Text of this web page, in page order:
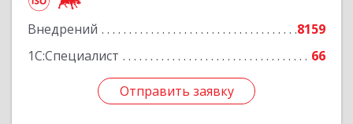
Внедрений
8159
1С:Специалист
66
Отправить заявку
Отправить заявку